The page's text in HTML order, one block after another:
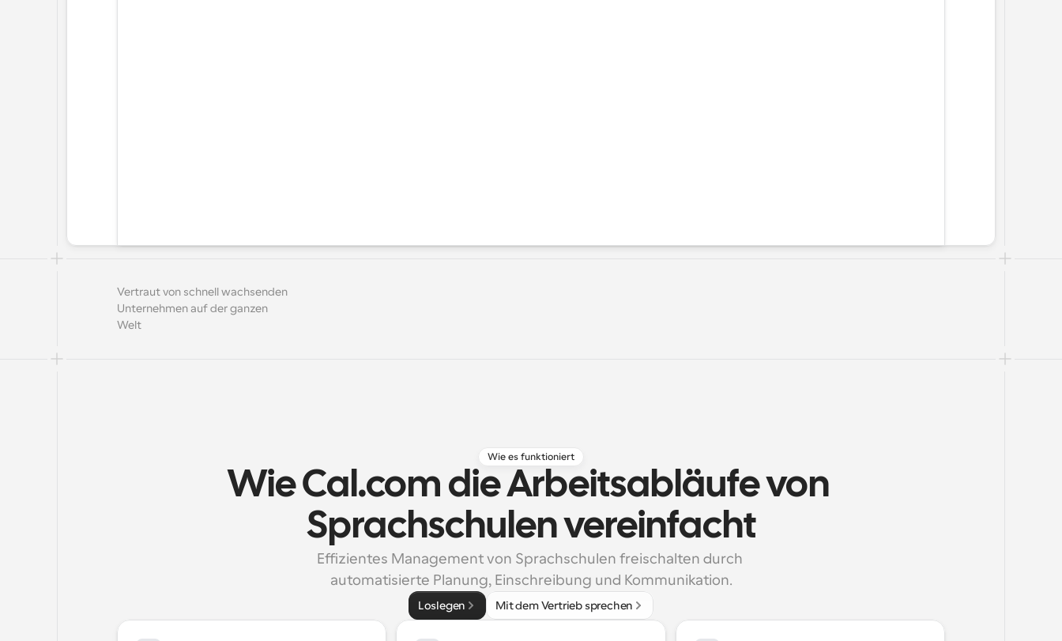
Vertraut von schnell wachsenden
Unternehmen auf der ganzen
Welt
Wie es funktioniert
Wie Cal.com die Arbeitsabläufe von
Sprachschulen vereinfacht
Effizientes Management von Sprachschulen freischalten durch
automatisierte Planung, Einschreibung und Kommunikation.
Loslegen Mit dem Vertrieb sprechen